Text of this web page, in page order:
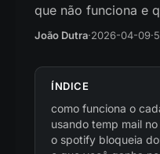
que não funciona e
João Dutra·2026-04-09·
ÍNDICE
como funciona o
usando temp mail
o spotify bloqueia